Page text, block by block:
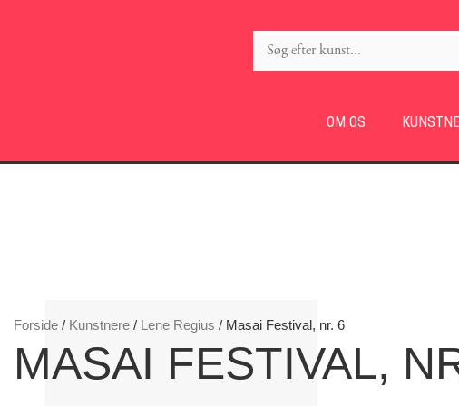
OM OS
Forside / Kunstnere / Lene Regius / Masai Festival, nr. 6
MASAI FESTIVAL,